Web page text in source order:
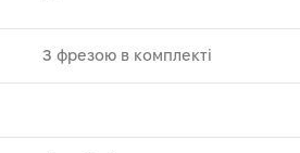
З фрезою в комплекті